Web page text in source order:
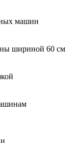
машин
шириной 60 см